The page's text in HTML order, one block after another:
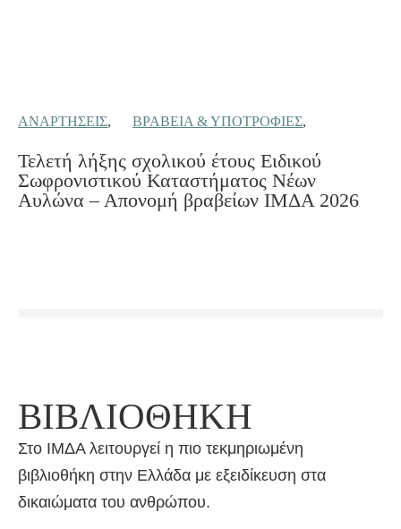
ΑΝΑΡΤΉΣΕΙΣ, ΒΡΑΒΕΊΑ & ΥΠΟΤΡΟΦΊΕΣ,
Τελετή λήξης σχολικού έτους Ειδικού
Σωφρονιστικού Καταστήματος Νέων
Αυλώνα – Απονομή βραβείων ΙΜΔΑ 2026
ΒΙΒΛΙΟΘΗΚΗ
Στο ΙΜΔΑ λειτουργεί η πιο τεκμηριωμένη
βιβλιοθήκη στην Ελλάδα με εξειδίκευση στα
δικαιώματα του ανθρώπου.